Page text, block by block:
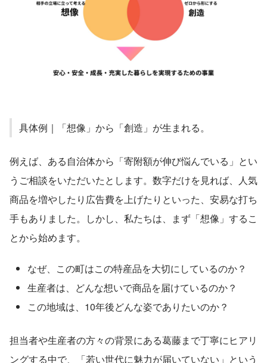
具体例｜「想像」から「創造」が生まれる。
例えば、ある自治体から「寄附額が伸び悩んでいる」とい
うご相談をいただいたとします。数字だけを見れば、人気
商品を増やしたり広告費を上げたりといった、安易な打ち
手もありました。しかし、私たちは、まず「想像」するこ
とから始めます。
なぜ、この町はこの特産品を大切にしているのか？
生産者は、どんな想いで商品を届けているのか？
この地域は、10年後どんな姿でありたいのか？
担当者や生産者の方々の背景にある葛藤まで丁寧にヒアリ
ングする中で、「若い世代に魅力が届いていない」という